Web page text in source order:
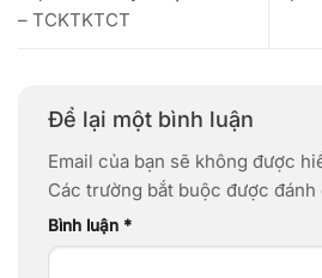
– TCKTKTCT
Để lại một bình luận
Email của bạn sẽ không được
Các trường bắt buộc được đánh
Bình luận *